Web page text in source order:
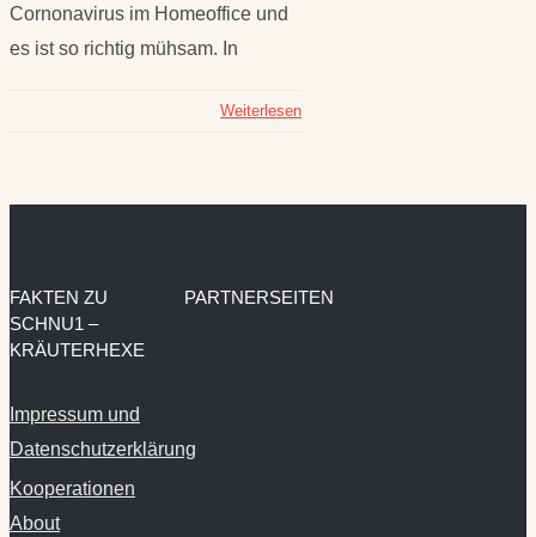
Cornonavirus im Homeoffice und
es ist so richtig mühsam. In
Weiterlesen
FAKTEN ZU
SCHNU1 –
KRÄUTERHEXE
Impressum und
Datenschutzerklärung
Kooperationen
About
PARTNERSEITEN